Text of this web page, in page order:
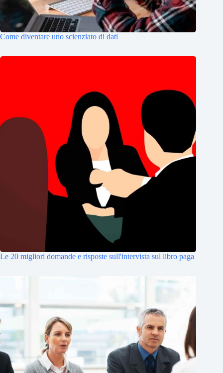
Come diventare uno scienziato di dati
Le 20 migliori domande e risposte sull'intervista sul libro paga